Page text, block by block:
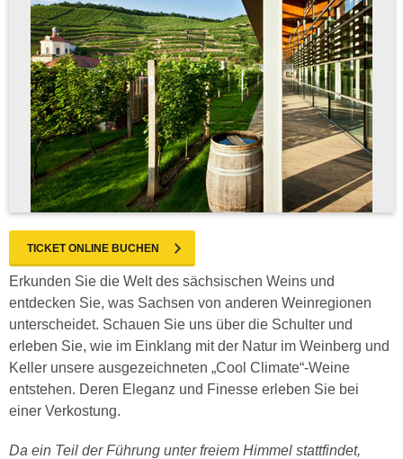
TICKET ONLINE BUCHEN
Erkunden Sie die Welt des sächsischen Weins und
entdecken Sie, was Sachsen von anderen Weinregionen
unterscheidet. Schauen Sie uns über die Schulter und
erleben Sie, wie im Einklang mit der Natur im Weinberg und
Keller unsere ausgezeichneten „Cool Climate“-Weine
entstehen. Deren Eleganz und Finesse erleben Sie bei
einer Verkostung.
Da ein Teil der Führung unter freiem Himmel stattfindet,